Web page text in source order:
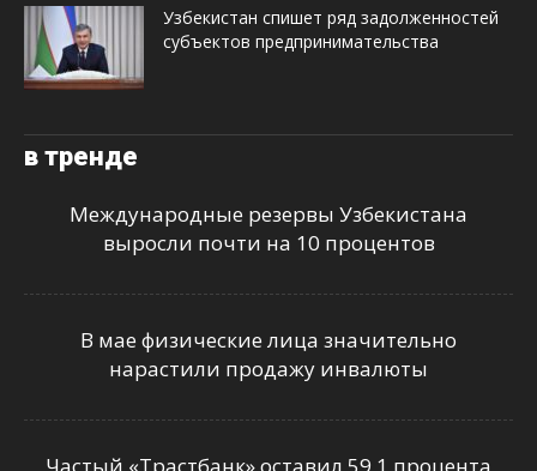
Узбекистан спишет ряд задолженностей
субъектов предпринимательства
в тренде
Международные резервы Узбекистана
выросли почти на 10 процентов
В мае физические лица значительно
нарастили продажу инвалюты